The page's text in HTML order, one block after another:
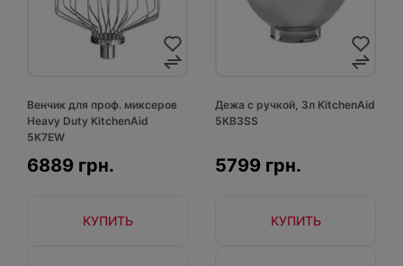
Венчик для проф. миксеров
Heavy Duty KitchenAid
5K7EW
6889 грн.
КУПИТЬ
Дежа с ручкой, 3л KitchenAid
5KB3SS
5799 грн.
КУПИТЬ